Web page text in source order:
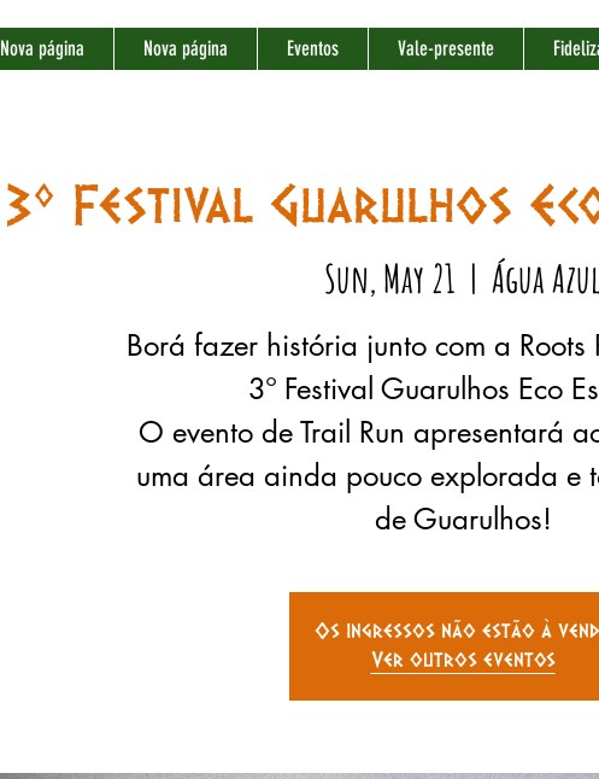
Nova página Nova página Eventos Vale-presente
3º Festival Guarulhos
Sun, May 21
  |
Água Azul
Borá fazer história junto com a Roots
3º Festival Guarulhos Eco
O evento de Trail Run apresentará
uma área ainda pouco explorada e
de Guarulhos!
Os ingressos não estão à
Ver outros eventos